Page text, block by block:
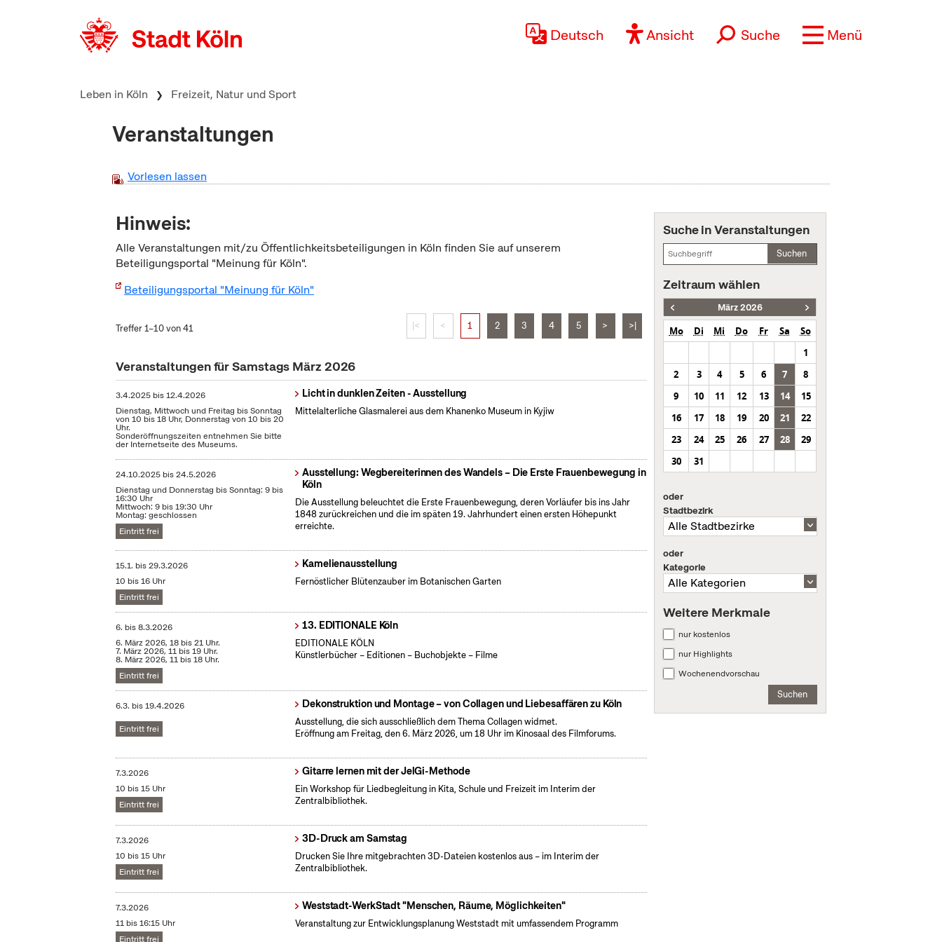
Deutsch Ansicht Suche Menü
Leben in Köln Freizeit, Natur und Sport
Veranstaltungen
Vorlesen lassen
Hinweis:
Alle Veranstaltungen mit/zu Öffentlichkeitsbeteiligungen in Köln finden Sie auf unserem
Beteiligungsportal "Meinung für Köln".
Beteiligungsportal "Meinung für Köln"
Treffer 1–10 von 41 |< < 1 2 3 4 5 > >|
Veranstaltungen für Samstags März 2026
3.4.2025 bis12.4.2026
Dienstag, Mittwoch und Freitag bis Sonntag
von 10 bis 18 Uhr, Donnerstag von 10 bis 20
Uhr.
Sonderöffnungszeiten entnehmen Sie bitte
der Internetseite des Museums.
Licht in dunklen Zeiten - Ausstellung
Mittelalterliche Glasmalerei aus dem Khanenko Museum in Kyjiw
24.10.2025 bis24.5.2026
Dienstag und Donnerstag bis Sonntag: 9 bis
16:30 Uhr
Mittwoch: 9 bis 19:30 Uhr
Montag: geschlossen
Eintritt frei
Ausstellung: Wegbereiterinnen des Wandels – Die Erste Frauenbewegung in
Köln
Die Ausstellung beleuchtet die Erste Frauenbewegung, deren Vorläufer bis ins Jahr
1848 zurückreichen und die im späten 19. Jahrhundert einen ersten Höhepunkt
erreichte.
15.1. bis29.3.2026
10 bis 16 Uhr
Eintritt frei
Kamelienausstellung
Fernöstlicher Blütenzauber im Botanischen Garten
6. bis8.3.2026
6. März 2026, 18 bis 21 Uhr.
7. März 2026, 11 bis 19 Uhr.
8. März 2026, 11 bis 18 Uhr.
Eintritt frei
13. EDITIONALE Köln
EDITIONALE KÖLN
Künstlerbücher – Editionen – Buchobjekte – Filme
6.3. bis19.4.2026
Eintritt frei
Dekonstruktion und Montage – von Collagen und Liebesaffären zu Köln
Ausstellung, die sich ausschließlich dem Thema Collagen widmet.
Eröffnung am Freitag, den 6. März 2026, um 18 Uhr im Kinosaal des Filmforums.
7.3.2026
10 bis 15 Uhr
Eintritt frei
Gitarre lernen mit der JelGi-Methode
Ein Workshop für Liedbegleitung in Kita, Schule und Freizeit im Interim der
Zentralbibliothek.
7.3.2026
10 bis 15 Uhr
Eintritt frei
3D-Druck am Samstag
Drucken Sie Ihre mitgebrachten 3D-Dateien kostenlos aus – im Interim der
Zentralbibliothek.
7.3.2026
11 bis 16:15 Uhr
Eintritt frei
Weststadt-WerkStadt "Menschen, Räume, Möglichkeiten"
Veranstaltung zur Entwicklungsplanung Weststadt mit umfassendem Programm
Suche in Veranstaltungen
Suchen
Zeitraum wählen
März 2026
Mo Di Mi Do Fr Sa
So
1
2
3 4 5 6 7
8
9
10 11 12 13 14
15
16
17 18 19 20 21
22
23
24 25 26 27 28
29
30
31
oder
Stadtbezirk
oder
Kategorie
Weitere Merkmale
nur kostenlos
nur Highlights
Wochenendvorschau
Suchen